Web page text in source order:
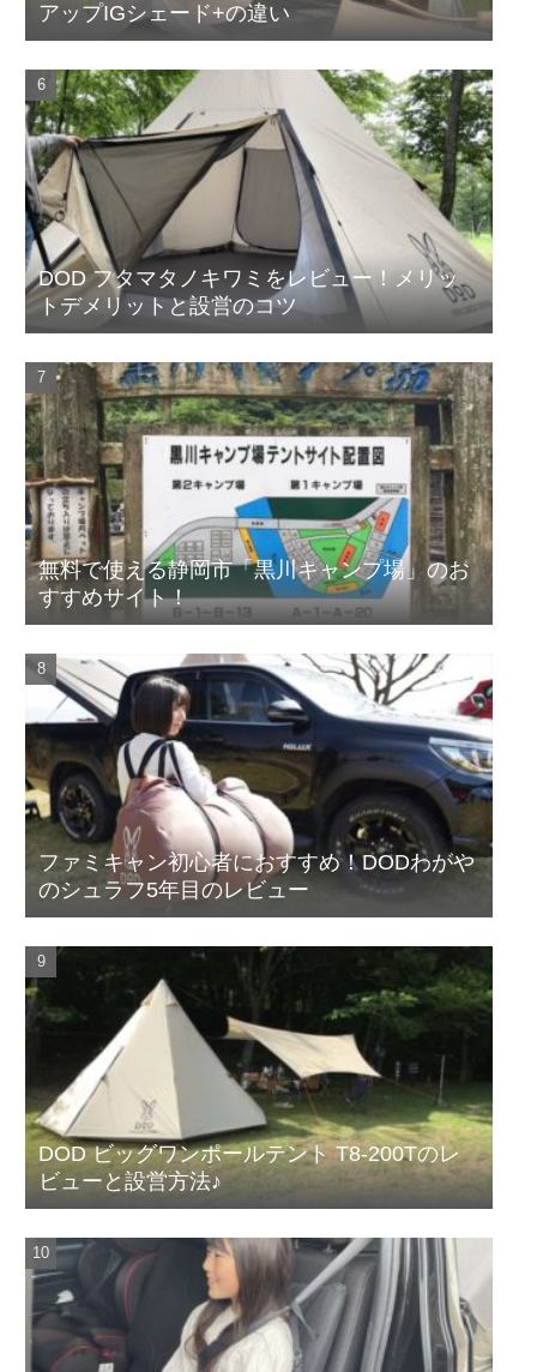
アップIGシェード+の違い
DOD フタマタノキワミをレビュー！メリッ
トデメリットと設営のコツ
無料で使える静岡市「黒川キャンプ場」のお
すすめサイト！
ファミキャン初心者におすすめ！DODわがや
のシュラフ5年目のレビュー
DOD ビッグワンポールテント T8-200Tのレ
ビューと設営方法♪